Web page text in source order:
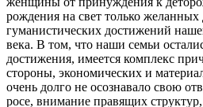
рождения на свет только желанных
гуманистических достижений
века. В том, что наши се­мьи
достижения, имеется комплекс
стороны, эконо­мических и
очень долго не осознавало свою
росе, внимание правящих